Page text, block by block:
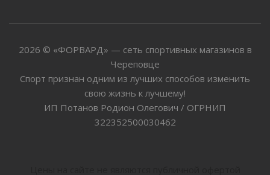
2026 © «ФОРВАРД» — сеть спортивных магазинов в
Череповце
Спорт признан одним из лучших способов изменить
свою жизнь к лучшему!
ИП Потанов Родион Олегович / ОГРНИП
322352500030462